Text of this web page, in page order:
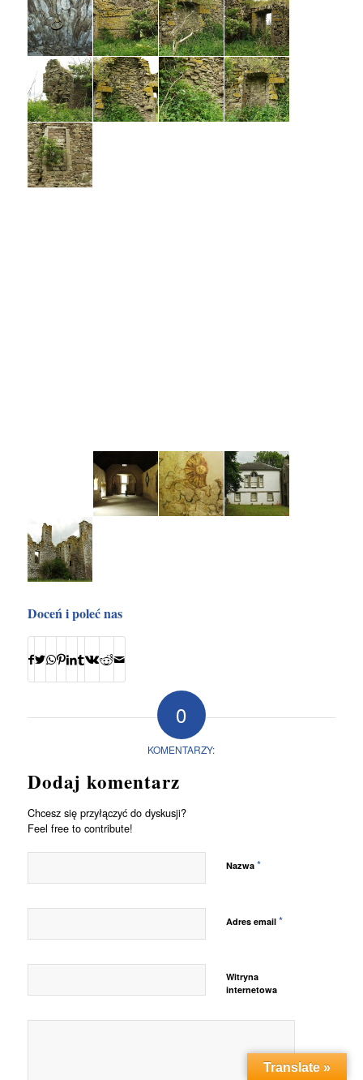
Doceń i poleć nas
0
KOMENTARZY:
Dodaj komentarz
Chcesz się przyłączyć do dyskusji?
Feel free to contribute!
Nazwa *
Adres email *
Witryna
internetowa
Translate »